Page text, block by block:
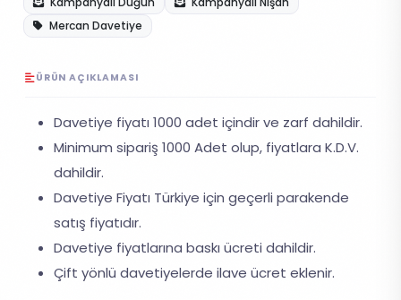
Mercan Davetiye
ÜRÜN AÇIKLAMASI
Davetiye fiyatı 1000 adet içindir ve zarf dahildir.
Minimum sipariş 1000 Adet olup, fiyatlara K.D.V.
dahildir.
Davetiye Fiyatı Türkiye için geçerli parakende
satış fiyatıdır.
Davetiye fiyatlarına baskı ücreti dahildir.
Çift yönlü davetiyelerde ilave ücret eklenir.